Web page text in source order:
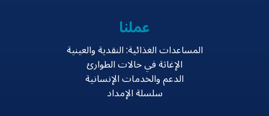
عملنا
المساعدات الغذائية: النقدية والعينية
الإغاثة في حالات الطوارئ
الدعم والخدمات الإنسانية
سلسلة الإمداد